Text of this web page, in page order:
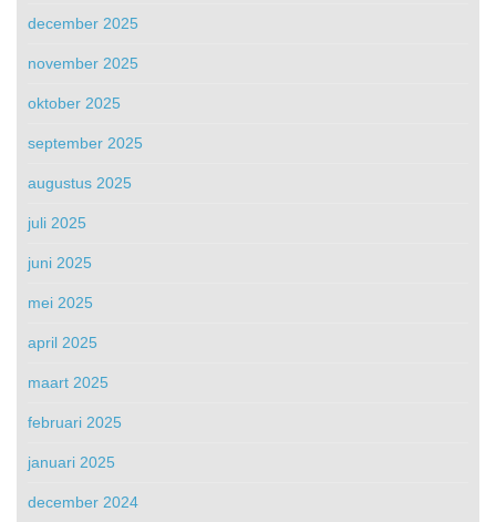
december 2025
november 2025
oktober 2025
september 2025
augustus 2025
juli 2025
juni 2025
mei 2025
april 2025
maart 2025
februari 2025
januari 2025
december 2024